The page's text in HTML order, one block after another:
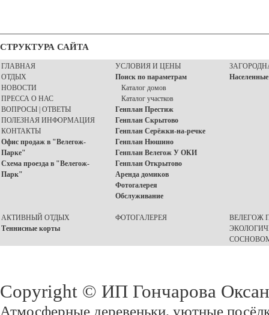
СТРУКТУРА САЙТА
ГЛАВНАЯ
ОТДЫХ
НОВОСТИ
ПРЕССА О НАС
ВОПРОСЫ | ОТВЕТЫ
ПОЛЕЗНАЯ ИНФОРМАЦИЯ
КОНТАКТЫ
Офис продаж в "Велегож-
Парке"
Схема проезда в "Велегож-
Парк"
УСЛОВИЯ И ЦЕНЫ
Поиск по параметрам
Каталог домов
Каталог участков
Генплан Престиж
Генплан Скрытово
Генплан Серёжки-на-речке
Генплан Нюшино
Генплан Велегож У ОКИ
Генплан Открытово
Аренда домиков
Фотогалерея
Обслуживание
АКТИВНЫЙ ОТДЫХ
Теннисные корты
ФОТОГАЛЕРЕЯ
ВЕЛЕГОЖ
Copyright © ИП Гончарова
Атмосферные деревеньки, уютные